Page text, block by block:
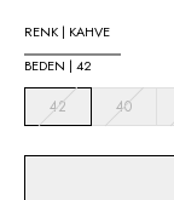
RENK | KAHVE
BEDEN | 42
42 40